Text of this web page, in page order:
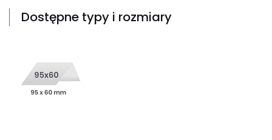
Dostępne typy i rozmiary